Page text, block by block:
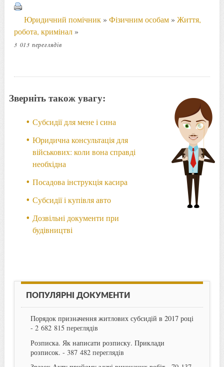
Юридичний помічник» Фізичним особам» Життя,
робота, кримінал»
3 013 переглядів
Зверніть також увагу:
Субсидії для мене і сина
Юридична консультація для
військових: коли вона справді
необхідна
Посадова інструкція касира
Субсидії і купівля авто
Дозвільні документи при
будівництві
ПОПУЛЯРНІ ДОКУМЕНТИ
Порядок призначення житлових субсидій в 2017 році
- 2 682 815 переглядів
Розписка. Як написати розписку. Приклади
розписок. - 387 482 переглядів